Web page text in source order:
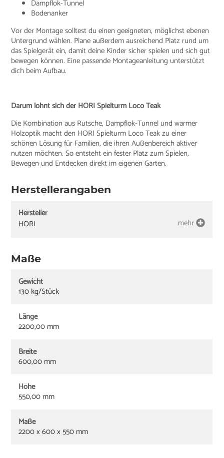
Dampflok-Tunnel
Bodenanker
Vor der Montage solltest du einen geeigneten, möglichst ebenen
Untergrund wählen. Plane außerdem ausreichend Platz rund um
das Spielgerät ein, damit deine Kinder sicher spielen und sich gut
bewegen können. Eine passende Montageanleitung unterstützt
dich beim Aufbau.
Darum lohnt sich der HORI Spielturm Loco Teak
Die Kombination aus Rutsche, Dampflok-Tunnel und warmer
Holzoptik macht den HORI Spielturm Loco Teak zu einer
schönen Lösung für Familien, die ihren Außenbereich aktiver
nutzen möchten. So entsteht ein fester Platz zum Spielen,
Bewegen und Entdecken direkt im eigenen Garten.
Herstellerangaben
Hersteller
HORI
mehr
Maße
Gewicht
130 kg/Stück
Länge
2200,00 mm
Breite
600,00 mm
Höhe
550,00 mm
Maße
2200 x 600 x 550 mm